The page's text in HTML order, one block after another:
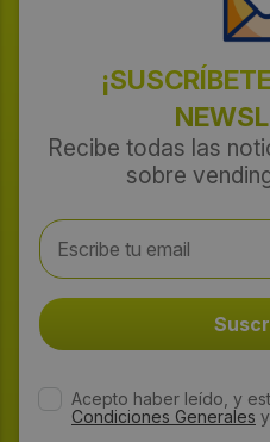
Recibe todas las
sobre
Acepto haber leído, y
Condiciones Generales